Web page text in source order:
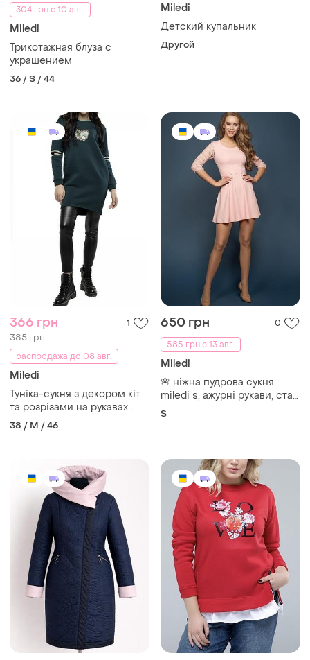
304 грн с 10 авг.
Miledi
Трикотажная блуза с
украшением
36 / S / 44
Miledi
Детский купальник
Другой
366 грн 1
385 грн
распродажа до 08 авг.
Miledi
Туніка-сукня з декором кіт
та розрізами на рукавах
смарагдового відтінку
38 / M / 46
650 грн
0
585 грн с 13 авг.
Miledi
🌸 ніжна пудрова сукня
miledi s, ажурні рукави, стан
нової
S